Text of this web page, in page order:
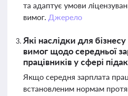
та адаптує умови
вимог. Джерело
Які наслідки для
вимог щодо середньої
працівників у сфері
Якщо середня зарплата
встановленим нормам